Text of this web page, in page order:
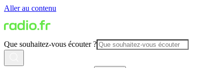
Aller au contenu
Que souhaitez-vous écouter ?